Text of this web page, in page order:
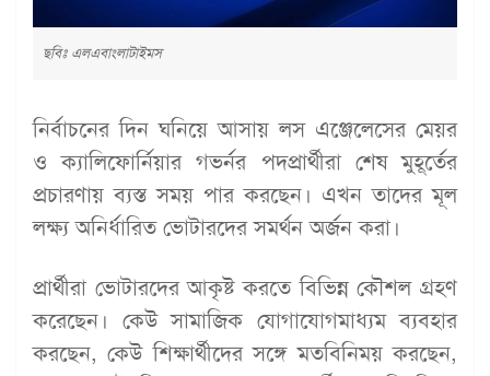
ছবিঃ এলএবাংলাটাইমস
নির্বাচনের দিন ঘনিয়ে আসায় লস এঞ্জেলেসের মেয়র
ও ক্যালিফোর্নিয়ার গভর্নর পদপ্রার্থীরা শেষ মুহূর্তের
প্রচারণায় ব্যস্ত সময় পার করছেন। এখন তাদের মূল
লক্ষ্য অনির্ধারিত ভোটারদের সমর্থন অর্জন করা।
প্রার্থীরা ভোটারদের আকৃষ্ট করতে বিভিন্ন কৌশল গ্রহণ
করেছেন। কেউ সামাজিক যোগাযোগমাধ্যম ব্যবহার
করছেন, কেউ শিক্ষার্থীদের সঙ্গে মতবিনিময় করছেন,